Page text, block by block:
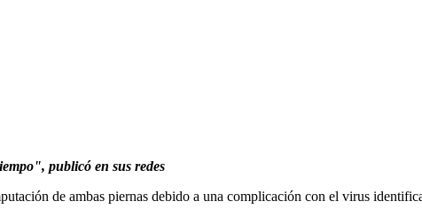
publicó en sus redes
de ambas piernas debido a una complicación con el virus